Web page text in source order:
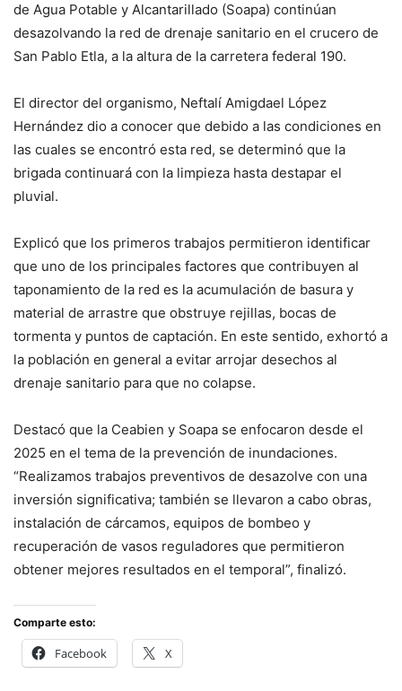
de Agua Potable y Alcantarillado (Soapa) continúan
desazolvando la red de drenaje sanitario en el crucero de
San Pablo Etla, a la altura de la carretera federal 190.
El director del organismo, Neftalí Amigdael López
Hernández dio a conocer que debido a las condiciones en
las cuales se encontró esta red, se determinó que la
brigada continuará con la limpieza hasta destapar el
pluvial.
Explicó que los primeros trabajos permitieron identificar
que uno de los principales factores que contribuyen al
taponamiento de la red es la acumulación de basura y
material de arrastre que obstruye rejillas, bocas de
tormenta y puntos de captación. En este sentido, exhortó a
la población en general a evitar arrojar desechos al
drenaje sanitario para que no colapse.
Destacó que la Ceabien y Soapa se enfocaron desde el
2025 en el tema de la prevención de inundaciones.
“Realizamos trabajos preventivos de desazolve con una
inversión significativa; también se llevaron a cabo obras,
instalación de cárcamos, equipos de bombeo y
recuperación de vasos reguladores que permitieron
obtener mejores resultados en el temporal”, finalizó.
Comparte esto:
Facebook X